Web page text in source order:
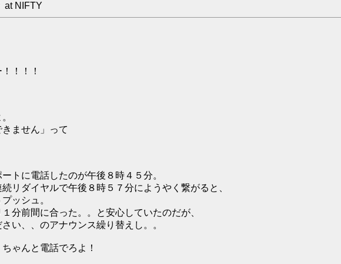
at NIFTY
！！！
ません」って
トに電話したのが午後８時４５分。
リダイヤルで午後８時５７分にようやく繋がると、
ッシュ。
分前間に合った。。と安心していたのだが、
い、、のアナウンス繰り替えし。。
ゃんと電話でろよ！